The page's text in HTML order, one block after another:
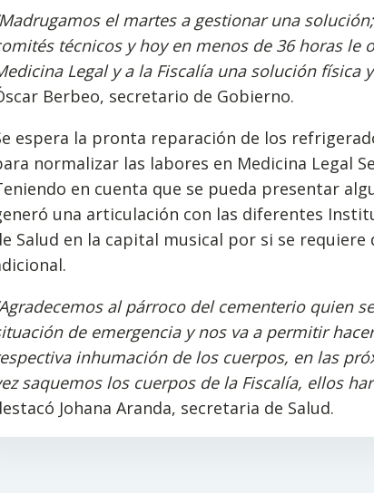
el martes a gestionar una
técnicos y hoy en menos de 36 horas le
Legal y a la Fiscalía una solución física
Berbeo, secretario de Gobierno.
espera la pronta reparación de los
normalizar las labores en Medicina Legal
en cuenta que se pueda presentar
una articulación con las diferentes
Salud en la capital musical por si se requiere
al párroco del cementerio quien
de emergencia y nos va a permitir
inhumación de los cuerpos, en las
saquemos los cuerpos de la Fiscalía, ellos
Johana Aranda, secretaria de Salud.